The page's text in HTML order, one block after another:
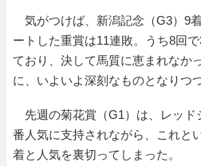
気がつけば、新潟記念（G3）9
ートした重賞は11連敗。うち8回
ており、決して馬質に恵まれなか
に、いよいよ深刻なものとなりつ
先週の菊花賞（G1）は、レッド
番人気に支持されながら、これと
着と人気を裏切ってしまった。